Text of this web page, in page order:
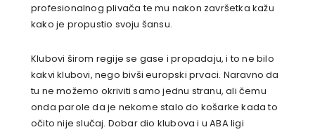
profesionalnog plivača te mu nakon završetka kažu
kako je propustio svoju šansu.
Klubovi širom regije se gase i propadaju, i to ne bilo
kakvi klubovi, nego bivši europski prvaci. Naravno da
tu ne možemo okriviti samo jednu stranu, ali čemu
onda parole da je nekome stalo do košarke kada to
očito nije slučaj. Dobar dio klubova i u ABA ligi